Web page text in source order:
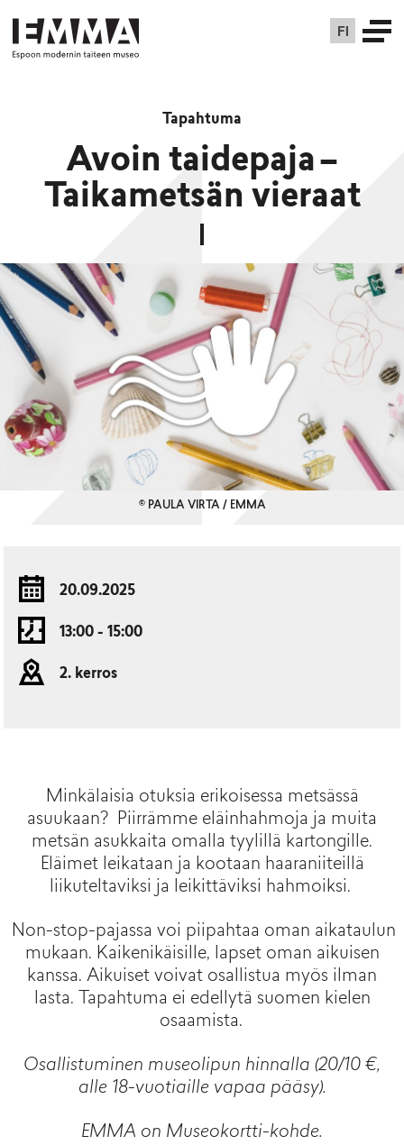
FI
Tapahtuma
Avoin taidepaja –
Taikametsän vieraat
© PAULA VIRTA / EMMA
20.09.2025
13:00 - 15:00
2. kerros
Minkälaisia otuksia erikoisessa metsässä
asuukaan? Piirrämme eläinhahmoja ja muita
metsän asukkaita omalla tyylillä kartongille.
Eläimet leikataan ja kootaan haaraniiteillä
liikuteltaviksi ja leikittäviksi hahmoiksi.
Non-stop-pajassa voi piipahtaa oman aikataulun
mukaan. Kaikenikäisille, lapset oman aikuisen
kanssa. Aikuiset voivat osallistua myös ilman
lasta. Tapahtuma ei edellytä suomen kielen
osaamista.
Osallistuminen museolipun hinnalla (20/10 €,
alle 18-vuotiaille vapaa pääsy).
EMMA on Museokortti-kohde.